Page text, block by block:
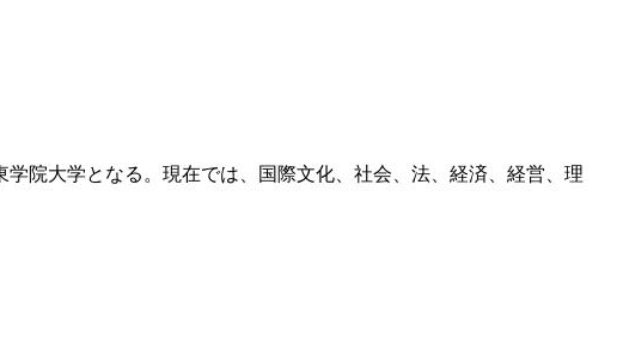
院大学となる。現在では、国際文化、社会、法、経済、経営、理